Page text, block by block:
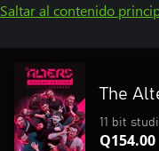
Saltar al contenido
The
11 bit
Q154.00